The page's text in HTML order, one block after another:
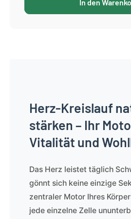
In den
Herz-Kreislauf
stärken – Ihr
Vitalität und
Das Herz leistet täglich
gönnt sich keine einzige
zentraler Motor Ihres
jede einzelne Zelle